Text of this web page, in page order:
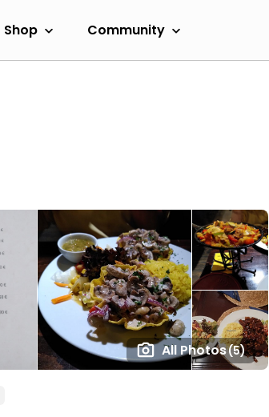
Shop Community
All Photos(5)